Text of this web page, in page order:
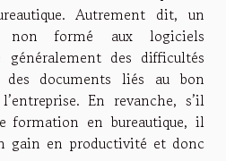
Autrement dit, un
formé aux logiciels
généralement des difficultés
documents liés au bon
En revanche, s’il
formation en bureautique, il
gain en productivité et donc